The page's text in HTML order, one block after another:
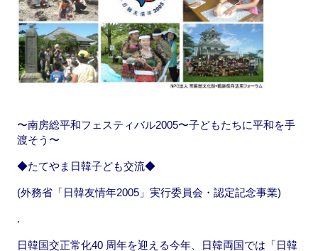
〜南房総平和フェスティバル2005〜子どもたちに平和を手
渡そう〜
◆たてやま日韓子ども交流◆
(外務省「日韓友情年2005」実行委員会・認定記念事業)
.
日韓国交正常化40 周年を迎える今年、日韓両国では「日韓